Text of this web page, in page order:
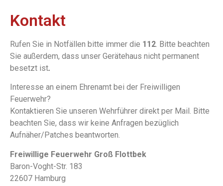
Kontakt
Rufen Sie in Notfällen bitte immer die 112. Bitte beachten
Sie außerdem, dass unser Gerätehaus nicht permanent
besetzt ist.
Interesse an einem Ehrenamt bei der Freiwilligen
Feuerwehr?
Kontaktieren Sie unseren Wehrführer direkt per Mail. Bitte
beachten Sie, dass wir keine Anfragen bezüglich
Aufnäher/Patches beantworten.
Freiwillige Feuerwehr Groß Flottbek
Baron-Voght-Str. 183
22607 Hamburg